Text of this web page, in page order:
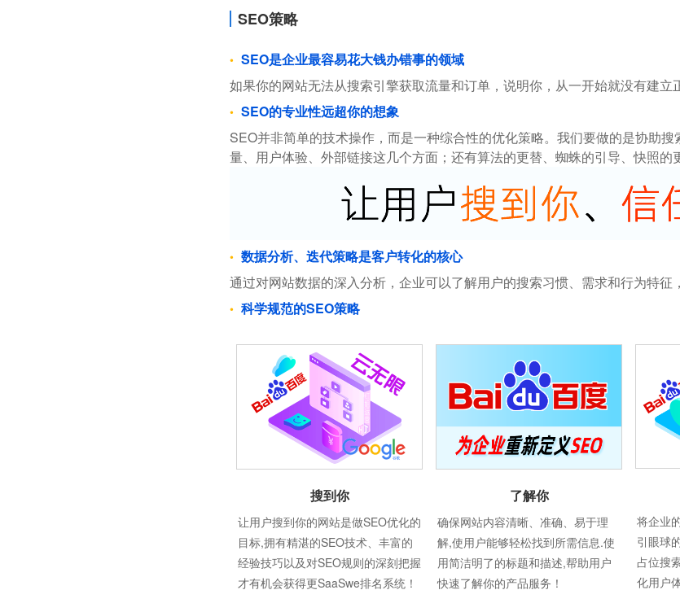
SEO策略
SEO是企业最容易花大钱办错事的领域
如果你的网站无法从搜索引擎获取流量和订单，说明你，从一开始就没有建立
SEO的专业性远超你的想象
SEO并非简单的技术操作，而是一种综合性的优化策略。我们要做的是协助
量、用户体验、外部链接这几个方面；还有算法的更替、蜘蛛的引导、快照的
数据分析、迭代策略是客户转化的核心
通过对网站数据的深入分析，企业可以了解用户的搜索习惯、需求和行为特征
科学规范的SEO策略
搜到你
让用户搜到你的网站是做SEO优化的
目标,拥有精湛的SEO技术、丰富的
经验技巧以及对SEO规则的深刻把握
才有机会获得更SaaSwe排名系统！
了解你
确保网站内容清晰、准确、易于理
解,使用户能够轻松找到所需信息.使
用简洁明了的标题和描述,帮助用户
快速了解你的产品服务！
将企业
引眼球
占位搜
化用户